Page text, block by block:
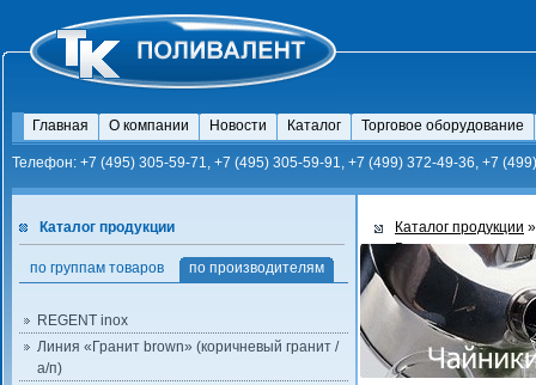
Главная О компании Новости Каталог Торговое оборудование
Телефон: +7 (495) 305-59-71, +7 (495) 305-59-91, +7 (499) 372-49-36, +7
Каталог продукции
по группам товаров по производителям
REGENT inox
Линия «Гранит brown» (коричневый гранит /
а/п)
Каталог продукции
Bravo